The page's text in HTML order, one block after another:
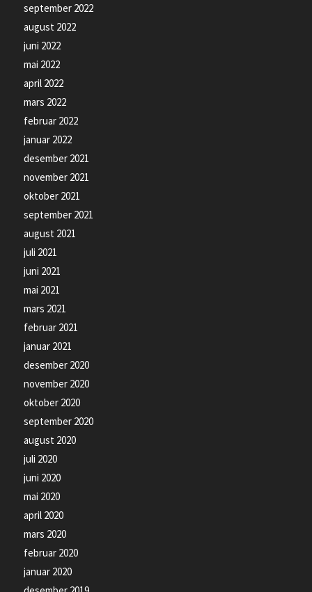
september 2022
august 2022
juni 2022
mai 2022
april 2022
mars 2022
februar 2022
januar 2022
desember 2021
november 2021
oktober 2021
september 2021
august 2021
juli 2021
juni 2021
mai 2021
mars 2021
februar 2021
januar 2021
desember 2020
november 2020
oktober 2020
september 2020
august 2020
juli 2020
juni 2020
mai 2020
april 2020
mars 2020
februar 2020
januar 2020